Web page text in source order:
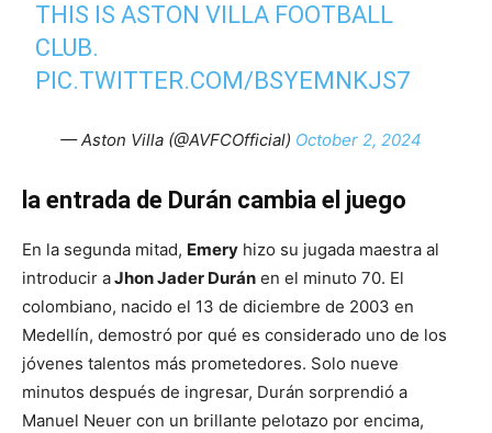
THIS IS ASTON VILLA FOOTBALL
CLUB.
PIC.TWITTER.COM/BSYEMNKJS7
— Aston Villa (@AVFCOfficial) October 2, 2024
la entrada de Durán cambia el juego
En la segunda mitad, Emery hizo su jugada maestra al
introducir aJhon Jader Durán en el minuto 70. El
colombiano, nacido el 13 de diciembre de 2003 en
Medellín, demostró por qué es considerado uno de los
jóvenes talentos más prometedores. Solo nueve
minutos después de ingresar, Durán sorprendió a
Manuel Neuer con un brillante pelotazo por encima,